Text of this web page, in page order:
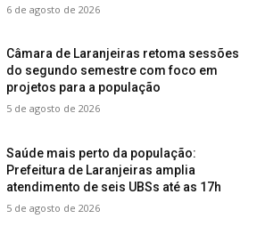
6 de agosto de 2026
Câmara de Laranjeiras retoma sessões
do segundo semestre com foco em
projetos para a população
5 de agosto de 2026
Saúde mais perto da população:
Prefeitura de Laranjeiras amplia
atendimento de seis UBSs até as 17h
5 de agosto de 2026